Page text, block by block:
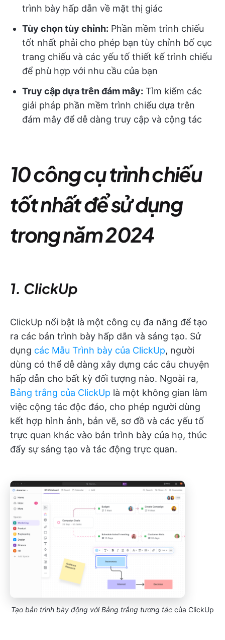
trình bày hấp dẫn về mặt thị giác
Tùy chọn tùy chỉnh: Phần mềm trình chiếu
tốt nhất phải cho phép bạn tùy chỉnh bố cục
trang chiếu và các yếu tố thiết kế trình chiếu
để phù hợp với nhu cầu của bạn
Truy cập dựa trên đám mây: Tìm kiếm các
giải pháp phần mềm trình chiếu dựa trên
đám mây để dễ dàng truy cập và cộng tác
10 công cụ trình chiếu
tốt nhất để sử dụng
trong năm 2024
1. ClickUp
ClickUp nổi bật là một công cụ đa năng để tạo
ra các bản trình bày hấp dẫn và sáng tạo. Sử
dụng các Mẫu Trình bày của ClickUp, người
dùng có thể dễ dàng xây dựng các câu chuyện
hấp dẫn cho bất kỳ đối tượng nào. Ngoài ra,
Bảng trắng của ClickUp là một không gian làm
việc cộng tác độc đáo, cho phép người dùng
kết hợp hình ảnh, bản vẽ, sơ đồ và các yếu tố
trực quan khác vào bản trình bày của họ, thúc
đẩy sự sáng tạo và tác động trực quan.
Tạo bản trình bày động với Bảng trắng tương tác của ClickUp